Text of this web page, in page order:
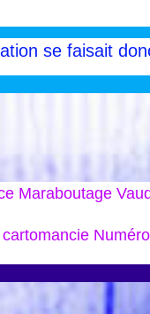
se faisait
Maraboutage